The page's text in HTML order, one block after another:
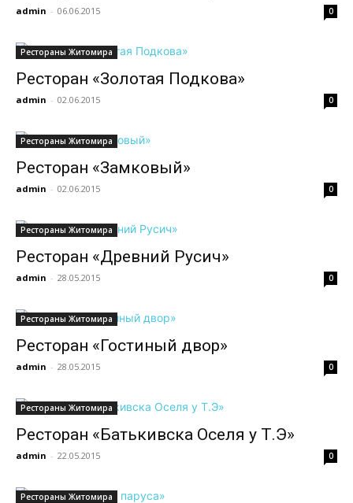
admin - 06.06.2015 0
Рестораны Житомира
Ресторан «Золотая Подкова»
admin - 02.06.2015 0
Рестораны Житомира
Ресторан «Замковый»
admin - 02.06.2015 0
Рестораны Житомира
Ресторан «Древний Русич»
admin - 28.05.2015 0
Рестораны Житомира
Ресторан «Гостиный двор»
admin - 28.05.2015 0
Рестораны Житомира
Ресторан «Батькивска Оселя у Т.Э»
admin - 22.05.2015 0
Рестораны Житомира